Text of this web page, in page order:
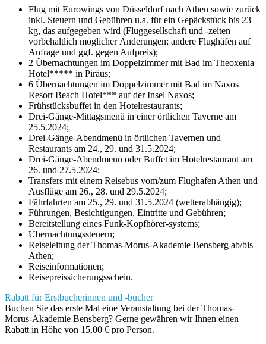
Flug mit Eurowings von Düsseldorf nach Athen sowie zurück
inkl. Steuern und Gebühren u.a. für ein Gepäckstück bis 23
kg, das aufgegeben wird (Fluggesellschaft und -zeiten
vorbehaltlich möglicher Änderungen; andere Flughäfen auf
Anfrage und ggf. gegen Aufpreis);
2 Übernachtungen im Doppelzimmer mit Bad im Theoxenia
Hotel***** in Piräus;
6 Übernachtungen im Doppelzimmer mit Bad im Naxos
Resort Beach Hotel*** auf der Insel Naxos;
Frühstücksbuffet in den Hotelrestaurants;
Drei-Gänge-Mittagsmenü in einer örtlichen Taverne am
25.5.2024;
Drei-Gänge-Abendmenü in örtlichen Tavernen und
Restaurants am 24., 29. und 31.5.2024;
Drei-Gänge-Abendmenü oder Buffet im Hotelrestaurant am
26. und 27.5.2024;
Transfers mit einem Reisebus vom/zum Flughafen Athen und
Ausflüge am 26., 28. und 29.5.2024;
Fährfahrten am 25., 29. und 31.5.2024 (wetterabhängig);
Führungen, Besichtigungen, Eintritte und Gebühren;
Bereitstellung eines Funk-Kopfhörer-systems;
Übernachtungssteuern;
Reiseleitung der Thomas-Morus-Akademie Bensberg ab/bis
Athen;
Reiseinformationen;
Reisepreissicherungsschein.
Rabatt für Erstbucherinnen und -bucher
Buchen Sie das erste Mal eine Veranstaltung bei der Thomas-
Morus-Akademie Bensberg? Gerne gewähren wir Ihnen einen
Rabatt in Höhe von 15,00 € pro Person.